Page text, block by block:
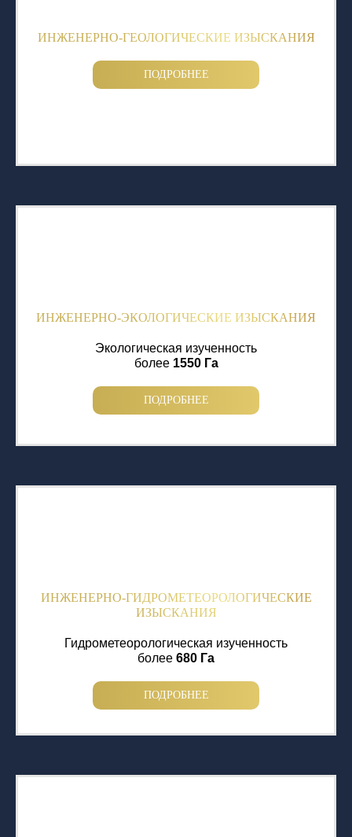
ИНЖЕНЕРНО-ГЕОЛОГИЧЕСКИЕ ИЗЫСКАНИЯ
ПОДРОБНЕЕ
ИНЖЕНЕРНО-ЭКОЛОГИЧЕСКИЕ ИЗЫСКАНИЯ
Экологическая изученность
более 1550 Га
ПОДРОБНЕЕ
ИНЖЕНЕРНО-ГИДРОМЕТЕОРОЛОГИЧЕСКИЕ
ИЗЫСКАНИЯ
Гидрометеорологическая изученность
более 680 Га
ПОДРОБНЕЕ